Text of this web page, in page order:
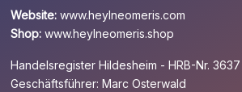
Website: www.heylneomeris.com
Shop: www.heylneomeris.shop
Handelsregister Hildesheim - HRB-Nr. 3637
Geschäftsführer: Marc Osterwald